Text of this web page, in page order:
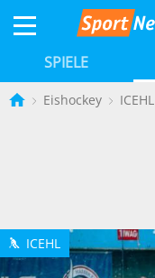
SPIELE
Eishockey ICEHL
h ICEHL